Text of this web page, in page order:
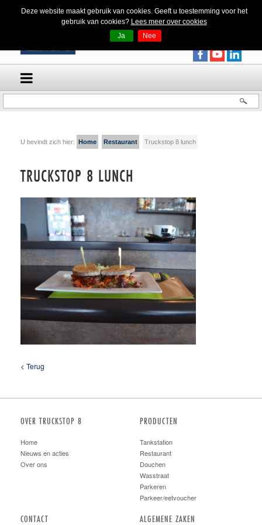
Deze website maakt gebruik van cookies. Geeft u toestemming voor het
gebruik van cookies? Lees meer over cookies
Ja
Nee
U bevindt zich hier: Home Restaurant Truckstop 8 lunch
TRUCKSTOP 8 LUNCH
< Terug
OVER TRUCKSTOP 8
Home
Nieuws en acties
Over ons
PRODUCTEN
Tankstation
Restaurant
Douchen
Wasstraat
Parkeren
Parkeer/eetvoucher
CONTACT ALGEMENE ZAKEN